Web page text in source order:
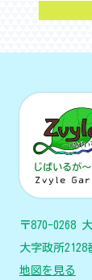
〒870-0268
大字政所2128
地図を見る